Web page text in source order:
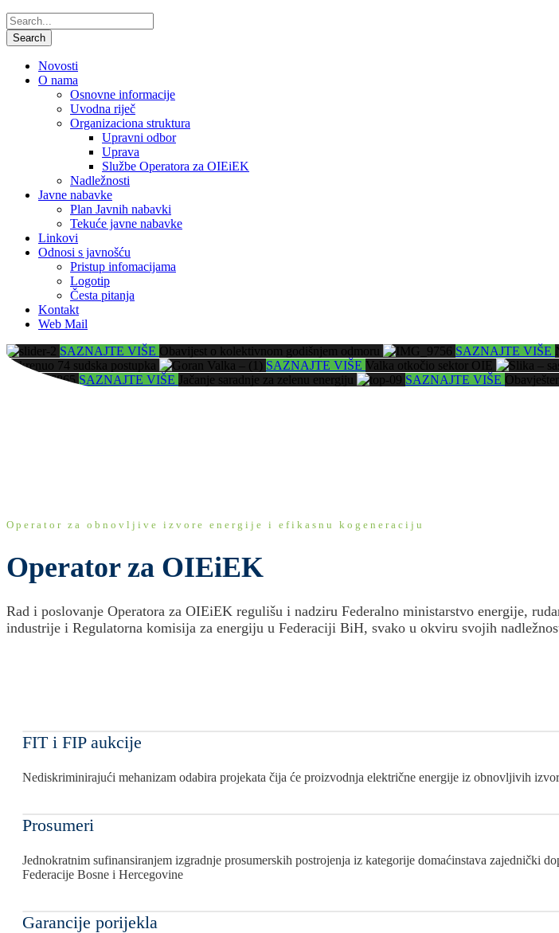
Novosti
O nama
Osnovne informacije
Uvodna riječ
Organizaciona struktura
Upravni odbor
Uprava
Službe Operatora za OIEiEK
Nadležnosti
Javne nabavke
Plan Javnih nabavki
Tekuće javne nabavke
Linkovi
Odnosi s javnošću
Pristup infomacijama
Logotip
Česta pitanja
Kontakt
Web Mail
SAZNAJTE VIŠE Obavijest o kolektivnom godišnjem odmoru SAZNAJTE VIŠE
pokrenuo 74 sudska postupka
SAZNAJTE VIŠE Valka otkočio sektor OIE
SAZNAJTE VIŠE Jačanje saradnje za zelenu energiju SAZNAJTE VIŠE
Operator za obnovljive izvore energije i efikasnu kogeneraciju
Operator za OIEiEK
Rad i poslovanje Operatora za OIEiEK regulišu i nadziru Federalno ministarstvo energije,
industrije i Regulatorna komisija za energiju u Federaciji BiH, svako u okviru svojih
FIT i FIP aukcije
Nediskriminirajući mehanizam odabira projekata čija će proizvodnja električne energije iz obnovljivih
Prosumeri
Jednokratnim sufinansiranjem izgradnje prosumerskih postrojenja iz kategorije domaćinstava zajednički
Federacije Bosne i Hercegovine
Garancije porijekla